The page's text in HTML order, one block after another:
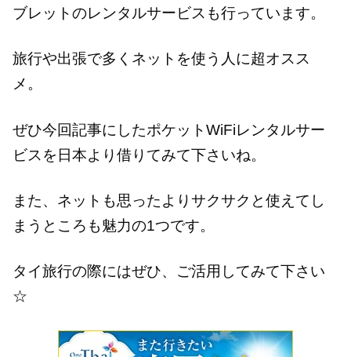
ブレットのレンタルサービスも行っています。
旅行や出張で多くネットを使う人に超オスス
メ。
ぜひ今回記事にしたポケットWiFiレンタルサー
ビスを日本より借りてみて下さいね。
また、ネットも思ったよりサクサクと使えてし
まうところも魅力の1つです。
タイ旅行の際にはぜひ、ご活用してみて下さい
☆